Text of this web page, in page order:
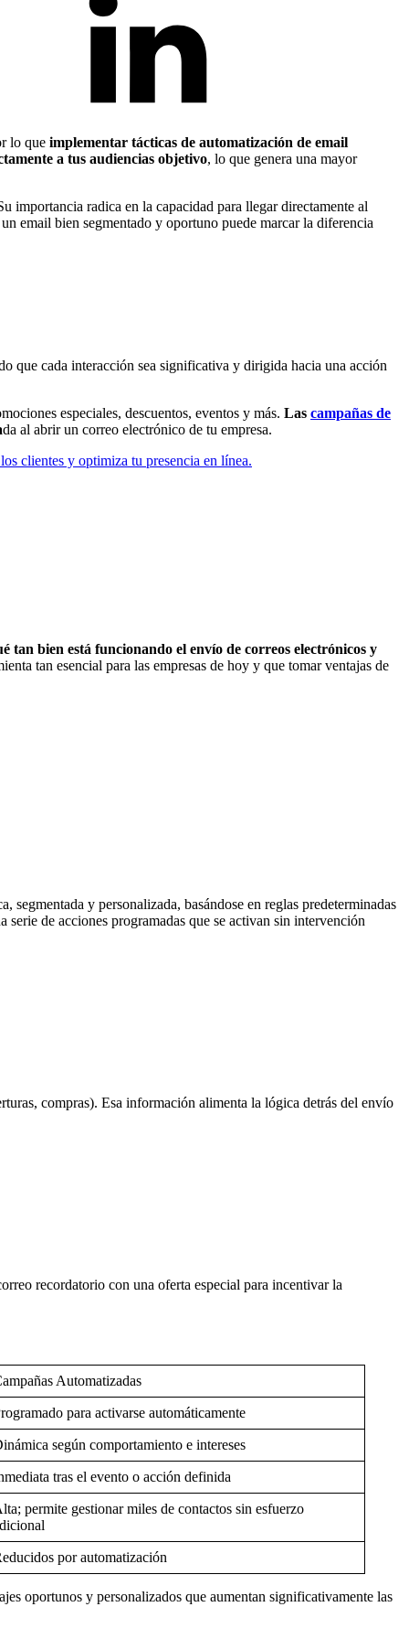
lo que implementar tácticas de automatización de email
a tus audiencias objetivo, lo que genera una mayor
importancia radica en la capacidad para llegar directamente al
email bien segmentado y oportuno puede marcar la diferencia
que cada interacción sea significativa y dirigida hacia una acción
especiales, descuentos, eventos y más. Las campañas de
da al abrir un correo electrónico de tu empresa.
clientes y optimiza tu presencia en línea.
bien está funcionando el envío de correos electrónicos y
tan esencial para las empresas de hoy y que tomar ventajas de
y personalizada, basándose en reglas predeterminadas
de acciones programadas que se activan sin intervención
compras). Esa información alimenta la lógica detrás del envío
recordatorio con una oferta especial para incentivar la
Automatizadas
para activarse automáticamente
según comportamiento e intereses
tras el evento o acción definida
permite gestionar miles de contactos sin esfuerzo
por automatización
oportunos y personalizados que aumentan significativamente las